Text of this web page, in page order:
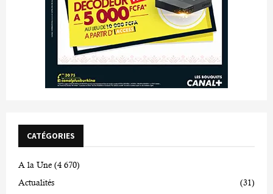
CATÉGORIES
A la Une (4 670)
Actualités
(31)